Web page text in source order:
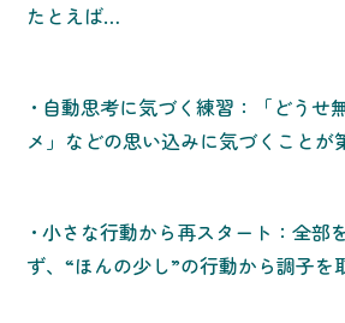
たとえば…
• 自動思考に気づく練習：「どうせ
メ」などの思い込みに気づくことが
• 小さな行動から再スタート：全部
ず、“ほんの少し”の行動から調子を